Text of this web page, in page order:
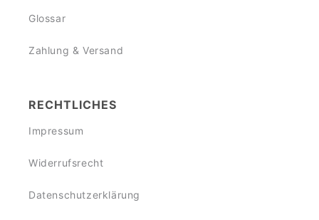
Glossar
Zahlung & Versand
RECHTLICHES
Impressum
Widerrufsrecht
Datenschutzerklärung